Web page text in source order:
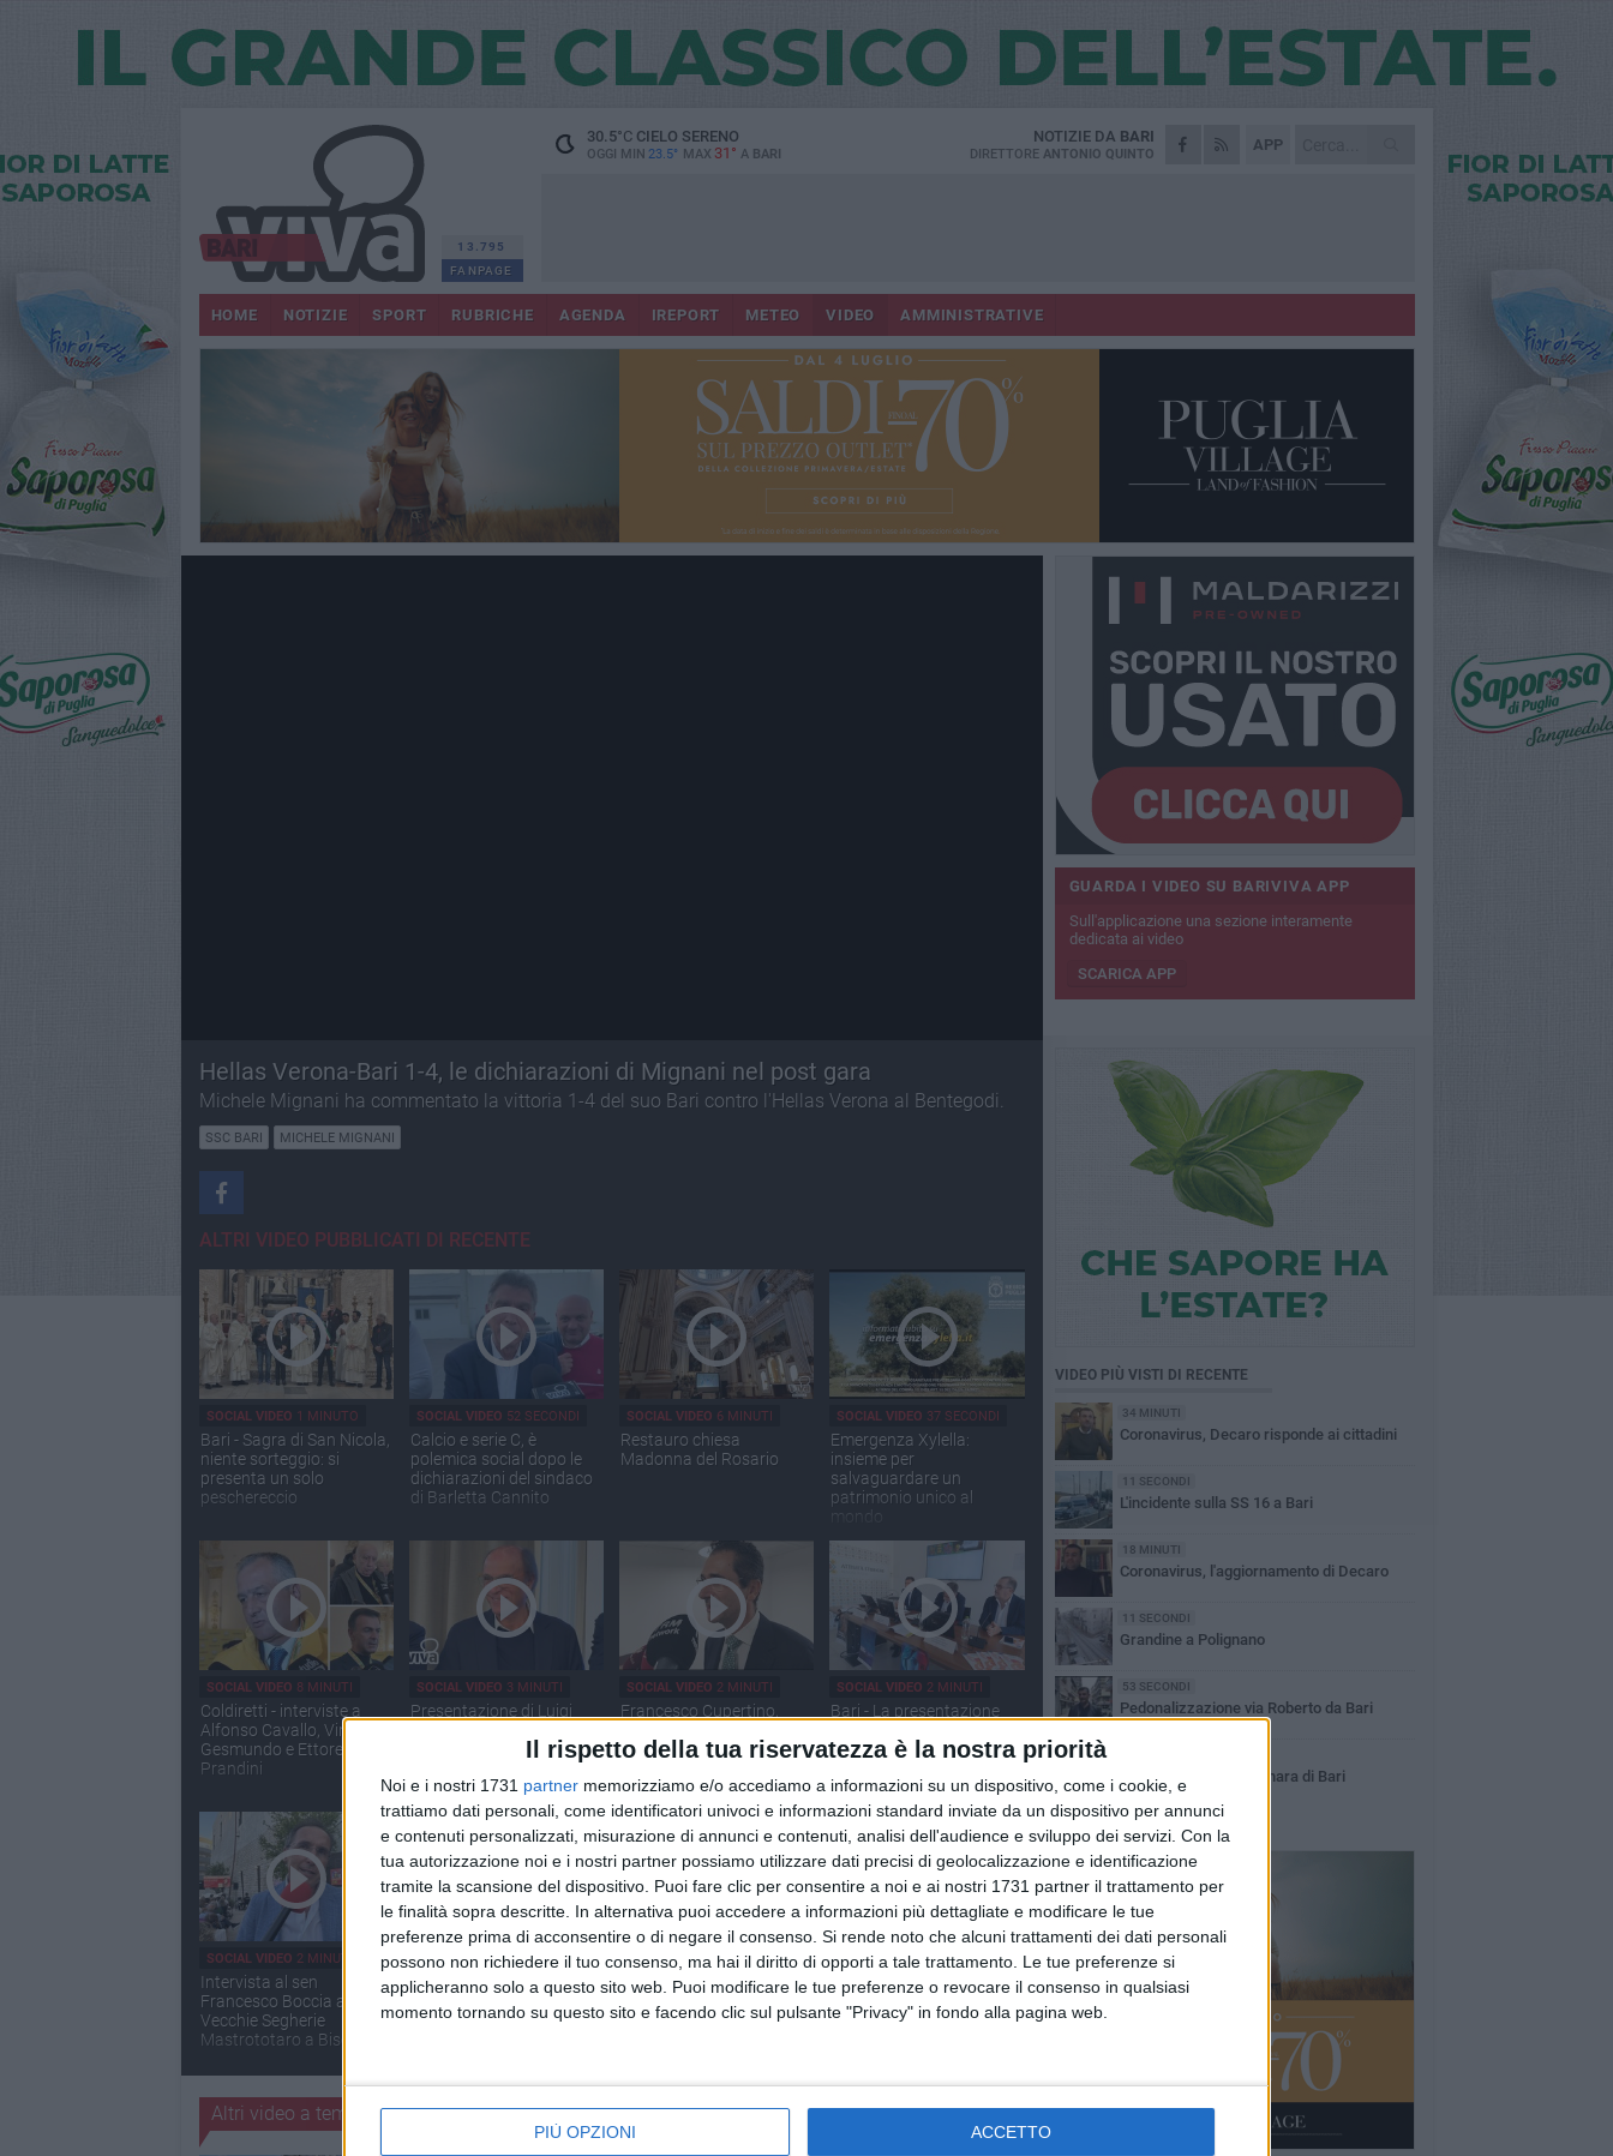
Il rispetto della tua riservatezza è la nostra priorità
Noi e i nostri 1731 partner memorizziamo e/o accediamo a informazioni su un dispositivo, come i cookie, e
trattiamo dati personali, come identificatori univoci e informazioni standard inviate da un dispositivo per annunci
e contenuti personalizzati, misurazione di annunci e contenuti, analisi dell'audience e sviluppo dei servizi. Con la
tua autorizzazione noi e i nostri partner possiamo utilizzare dati precisi di geolocalizzazione e identificazione
tramite la scansione del dispositivo. Puoi fare clic per consentire a noi e ai nostri 1731 partner il trattamento per
le finalità sopra descritte. In alternativa puoi accedere a informazioni più dettagliate e modificare le tue
preferenze prima di acconsentire o di negare il consenso. Si rende noto che alcuni trattamenti dei dati personali
possono non richiedere il tuo consenso, ma hai il diritto di opporti a tale trattamento. Le tue preferenze si
applicheranno solo a questo sito web. Puoi modificare le tue preferenze o revocare il consenso in qualsiasi
momento tornando su questo sito e facendo clic sul pulsante "Privacy" in fondo alla pagina web.
PIÙ OPZIONI ACCETTO
13.795
FANPAGE
30.5°CCIELO SERENO
OGGI MIN 23.5° MAX 31° A BARI
APP
NOTIZIE DA BARI
DIRETTORE ANTONIO QUINTO
HOME NOTIZIE SPORT RUBRICHE AGENDA IREPORT METEO VIDEO AMMINISTRATIVE
Hellas Verona-Bari 1-4, le dichiarazioni di Mignani nel post gara
Michele Mignani ha commentato la vittoria 1-4 del suo Bari contro l'Hellas Verona al Bentegodi.
SSC BARI MICHELE MIGNANI
ALTRI VIDEO PUBBLICATI DI RECENTE
SOCIAL VIDEO 1 MINUTO
Bari - Sagra di San Nicola,
niente sorteggio: si
presenta un solo
peschereccio
SOCIAL VIDEO 52 SECONDI
Calcio e serie C, è
polemica social dopo le
dichiarazioni del sindaco
di Barletta Cannito
SOCIAL VIDEO 6 MINUTI
Restauro chiesa
Madonna del Rosario
SOCIAL VIDEO 37 SECONDI
Emergenza Xylella:
insieme per
salvaguardare un
patrimonio unico al
SOCIAL VIDEO 8 MINUTI
Coldiretti - interviste a
Alfonso Cavallo, Vincenzo
Gesmundo e Ettore
Prandini
SOCIAL VIDEO 3 MINUTI
Presentazione di Luigi
Presidente della Regione
Puglia
SOCIAL VIDEO 2 MINUTI
Francesco Cupertino,
rettore
SOCIAL VIDEO 2 MINUTI
Bari - La presentazione
ScacciaRischi" alla Fiera
SOCIAL VIDEO 2 MINUTI
Intervista al sen
Francesco Boccia alle
Vecchie Segherie
Mastrototaro a Bisceglie
SOCIAL VIDEO2 MINUTI
Tecnologia, innovazione e
opportunità: tappa del
progetto "Mind the gap"
SOCIAL VIDEO 2 MINUTI
Nuove apparecchiature al
PNRR: la presentazione
SOCIAL VIDEO 1 MINUTO
Intervista a Francesco
Rubini, aggredito a Bari
mentre guidava il suo taxi
Altri video a tema
GUARDA I VIDEO SU BARIVIVA APP
Sull'applicazione una sezione interamente
dedicata ai video
SCARICA APP
VIDEO PIÙ VISTI DI RECENTE
34 MINUTI
Coronavirus, Decaro risponde ai cittadini
11 SECONDI
L'incidente sulla SS 16 a Bari
18 MINUTI
Coronavirus, l'aggiornamento di Decaro
11 SECONDI
Grandine a Polignano
53 SECONDI
Pedonalizzazione via Roberto da Bari
La sparatoria a Carbonara di Bari